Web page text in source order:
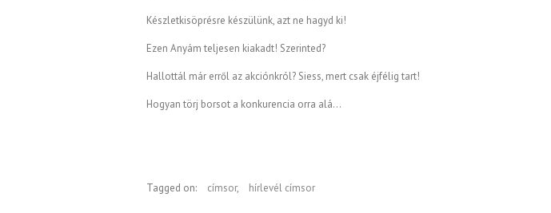
Készletkisöprésre készülünk, azt ne hagyd ki!
Ezen Anyám teljesen kiakadt! Szerinted?
Hallottál már erről az akciónkról? Siess, mert csak éjfélig tart!
Hogyan törj borsot a konkurencia orra alá…
Tagged on: címsor, hírlevél címsor